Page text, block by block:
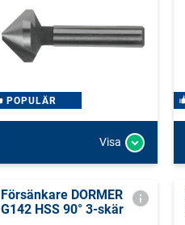
POPULÄR
Visa
Försänkare DORMER
G142 HSS 90° 3-skär